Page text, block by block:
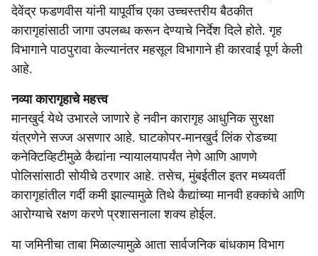
देवेंद्र फडणवीस यांनी यापूर्वीच एका उच्चस्तरीय बैठकीत
कारागृहांसाठी जागा उपलब्ध करून देण्याचे निर्देश दिले होते. गृह
विभागाने पाठपुरावा केल्यानंतर महसूल विभागाने ही कारवाई पूर्ण केली
आहे.
नव्या कारागृहाचे महत्त्व
मानखुर्द येथे उभारले जाणारे हे नवीन कारागृह आधुनिक सुरक्षा
यंत्रणेने सज्ज असणार आहे. घाटकोपर-मानखुर्द लिंक रोडच्या
कनेक्टिव्हिटीमुळे कैद्यांना न्यायालयापर्यंत नेणे आणि आणणे
पोलिसांसाठी सोयीचे ठरणार आहे. तसेच, मुंबईतील इतर मध्यवर्ती
कारागृहांतील गर्दी कमी झाल्यामुळे तिथे कैद्यांच्या मानवी हक्कांचे आणि
आरोग्याचे रक्षण करणे प्रशासनाला शक्य होईल.
या जमिनीचा ताबा मिळाल्यामुळे आता सार्वजनिक बांधकाम विभाग